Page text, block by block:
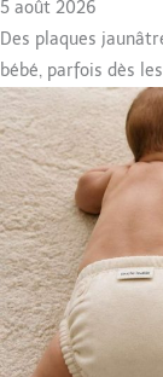
5 août 2026
Des plaques
bébé, parfois dès